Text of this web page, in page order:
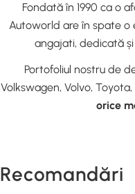
Fondată în 1990 ca o
Autoworld are în spate o
angajati, dedicată
Portofoliul nostru de
Volkswagen, Volvo,
orice
Recomandări